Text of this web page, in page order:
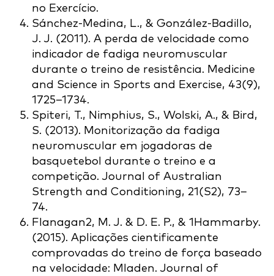
no Exercício.
Sánchez-Medina, L., & González-Badillo,
J. J. (2011). A perda de velocidade como
indicador de fadiga neuromuscular
durante o treino de resistência. Medicine
and Science in Sports and Exercise, 43(9),
1725–1734.
Spiteri, T., Nimphius, S., Wolski, A., & Bird,
S. (2013). Monitorização da fadiga
neuromuscular em jogadoras de
basquetebol durante o treino e a
competição. Journal of Australian
Strength and Conditioning, 21(S2), 73–
74.
Flanagan2, M. J. & D. E. P., & 1Hammarby.
(2015). Aplicações cientificamente
comprovadas do treino de força baseado
na velocidade: Mladen. Journal of